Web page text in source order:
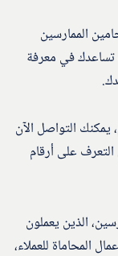
الممارسين
تساعدك في معرفة
التواصل الآن
على أرقام
الذين يعملون
المحاماة للعملاء،